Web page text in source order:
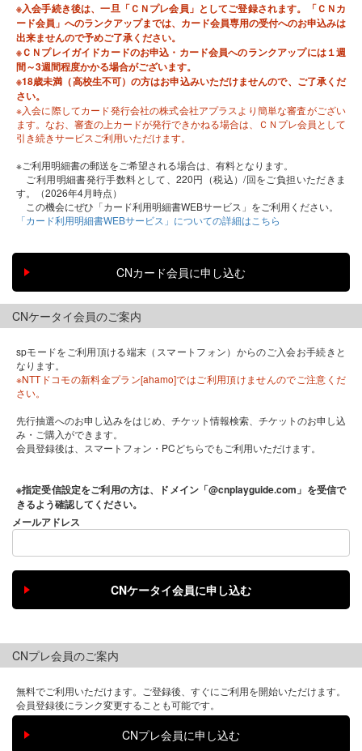
※入会手続き後は、一旦「ＣＮプレ会員」としてご登録されます。「ＣＮカ
ード会員」へのランクアップまでは、カード会員専用の受付へのお申込みは
出来ませんので予めご了承ください。
※ＣＮプレイガイドカードのお申込・カード会員へのランクアップには１週
間～3週間程度かかる場合がございます。
※18歳未満（高校生不可）の方はお申込みいただけませんので、ご了承くだ
さい。
※入会に際してカード発行会社の株式会社アプラスより簡単な審査がござい
ます。なお、審査の上カードが発行できかねる場合は、ＣＮプレ会員として
引き続きサービスご利用いただけます。
※ご利用明細書の郵送をご希望される場合は、有料となります。
ご利用明細書発行手数料として、220円（税込）/回をご負担いただきま
す。（2026年4月時点）
この機会にぜひ「カード利用明細書WEBサービス」をご利用ください。
「カード利用明細書WEBサービス」についての詳細はこちら
CNケータイ会員のご案内
spモードをご利用頂ける端末（スマートフォン）からのご入会お手続きと
なります。
※NTTドコモの新料金プラン[ahamo]ではご利用頂けませんのでご注意くだ
さい。
先行抽選へのお申し込みをはじめ、チケット情報検索、チケットのお申し込
み・ご購入ができます。
会員登録後は、スマートフォン・PCどちらでもご利用いただけます。
※指定受信設定をご利用の方は、ドメイン「@cnplayguide.com」を受信で
きるよう確認してください。
メールアドレス
CNプレ会員のご案内
無料でご利用いただけます。ご登録後、すぐにご利用を開始いただけます。
会員登録後にランク変更することも可能です。